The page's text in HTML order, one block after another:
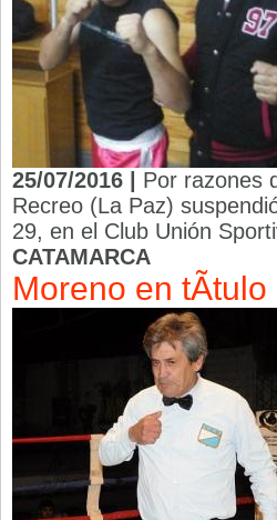
25/07/2016 | Por razones
Recreo (La Paz)
29, en el Club Unión
CATAMARCA
Moreno en tÃ­tulo